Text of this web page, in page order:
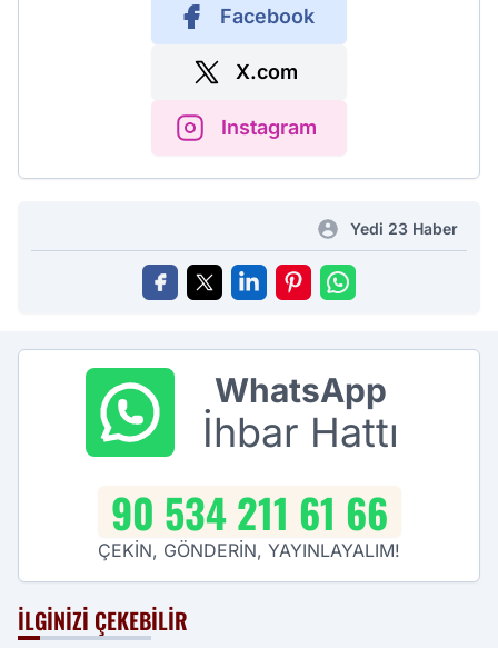
Facebook
X.com
Instagram
Yedi 23 Haber
WhatsApp
İhbar Hattı
90 534 211 61 66
ÇEKİN, GÖNDERİN, YAYINLAYALIM!
İLGINIZI ÇEKEBILIR